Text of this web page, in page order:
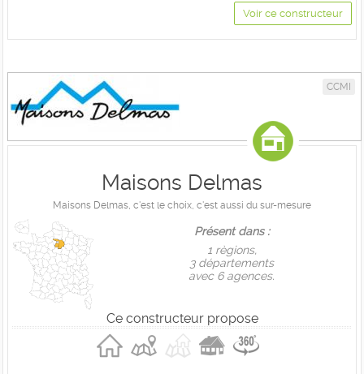
Voir ce constructeur
CCMI
Maisons Delmas
Maisons Delmas, c'est le choix, c'est aussi du sur-mesure
Présent dans :
1 règions,
3 départements
avec 6 agences.
Ce constructeur propose